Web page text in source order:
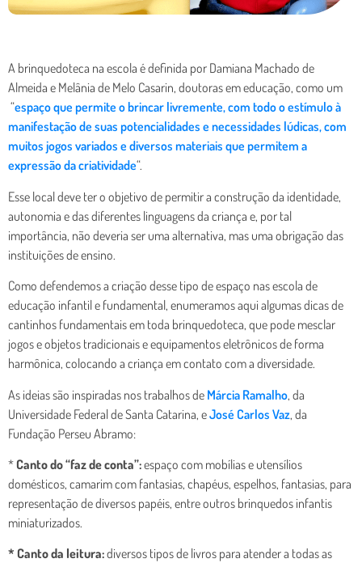
A brinquedoteca na escola é definida por Damiana Machado de
Almeida e Melânia de Melo Casarin, doutoras em educação, como um
“espaço que permite o brincar livremente, com todo o estímulo à
manifestação de suas potencialidades e necessidades lúdicas, com
muitos jogos variados e diversos materiais que permitem a
expressão da criatividade“.
Esse local deve ter o objetivo de permitir a construção da identidade,
autonomia e das diferentes linguagens da criança e, por tal
importância, não deveria ser uma alternativa, mas uma obrigação das
instituições de ensino.
Como defendemos a criação desse tipo de espaço nas escola de
educação infantil e fundamental, enumeramos aqui algumas dicas de
cantinhos fundamentais em toda brinquedoteca, que pode mesclar
jogos e objetos tradicionais e equipamentos eletrônicos de forma
harmônica, colocando a criança em contato com a diversidade.
As ideias são inspiradas nos trabalhos de Márcia Ramalho, da
Universidade Federal de Santa Catarina, eJosé Carlos Vaz, da
Fundação Perseu Abramo:
*Canto do “faz de conta”:espaço com mobílias e utensílios
domésticos, camarim com fantasias, chapéus, espelhos, fantasias, para
representação de diversos papéis, entre outros brinquedos infantis
miniaturizados.
* Canto da leitura:diversos tipos de livros para atender a todas as